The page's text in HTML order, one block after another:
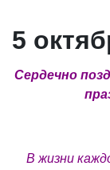
5
Сердечно
В жизни